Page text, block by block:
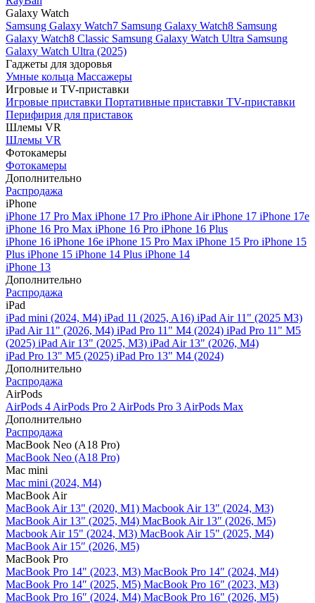
Galaxy Watch
Samsung Galaxy Watch7 Samsung Galaxy Watch8 Samsung
Galaxy Watch8 Classic Samsung Galaxy Watch Ultra Samsung
Galaxy Watch Ultra (2025)
Гаджеты для здоровья
Умные кольца Массажеры
Игровые и TV-приставки
Игровые приставки Портативные приставки TV-приставки
Перифирия для приставок
Шлемы VR
Шлемы VR
Фотокамеры
Фотокамеры
Дополнительно
Распродажа
iPhone
iPhone 17 Pro Max iPhone 17 Pro iPhone AiriPhone 17 iPhone 17e
iPhone 16 Pro Max iPhone 16 Pro iPhone 16 Plus
iPhone 16 iPhone 16e iPhone 15 Pro Max iPhone 15 Pro iPhone 15
Plus iPhone 15 iPhone 14 Plus iPhone 14
iPhone 13
Дополнительно
Распродажа
iPad
iPad mini (2024, M4) iPad 11 (2025, A16) iPad Air 11" (2025 M3)
iPad Air 11" (2026, M4) iPad Pro 11" M4 (2024) iPad Pro 11" M5
(2025) iPad Air 13" (2025, M3) iPad Air 13" (2026, M4)
iPad Pro 13" M5 (2025) iPad Pro 13" M4 (2024)
Дополнительно
Распродажа
AirPods
AirPods 4 AirPods Pro 2 AirPods Pro 3 AirPods Max
Дополнительно
Распродажа
MacBook Neo (A18 Pro)
MacBook Neo (A18 Pro)
Mac mini
Mac mini (2024, M4)
MacBook Air
MacBook Air 13" (2020, M1) Macbook Air 13" (2024, M3)
MacBook Air 13" (2025, M4) MacBook Air 13″ (2026, M5)
Macbook Air 15" (2024, M3) MacBook Air 15" (2025, M4)
MacBook Air 15″ (2026, M5)
MacBook Pro
MacBook Pro 14" (2023, M3) MacBook Pro 14″ (2024, M4)
MacBook Pro 14″ (2025, M5) MacBook Pro 16" (2023, M3)
MacBook Pro 16″ (2024, M4) MacBook Pro 16" (2026, M5)